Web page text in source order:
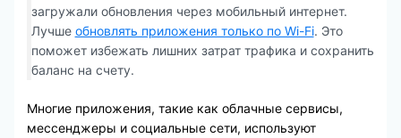
загружали обновления через мобильный интернет.
Лучше обновлять приложения только по Wi-Fi. Это
поможет избежать лишних затрат трафика и сохранить
баланс на счету.
Многие приложения, такие как облачные сервисы,
мессенджеры и социальные сети, используют